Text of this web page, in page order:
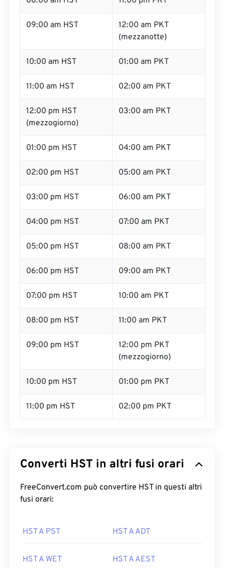
09:00 am HST
12:00 am PKT
(mezzanotte)
10:00 am HST 01:00 am PKT
11:00 am HST 02:00 am PKT
12:00 pm HST
(mezzogiorno)
03:00 am PKT
01:00 pm HST 04:00 am PKT
02:00 pm HST 05:00 am PKT
03:00 pm HST 06:00 am PKT
04:00 pm HST 07:00 am PKT
05:00 pm HST 08:00 am PKT
06:00 pm HST 09:00 am PKT
07:00 pm HST 10:00 am PKT
08:00 pm HST 11:00 am PKT
09:00 pm HST
12:00 pm PKT
(mezzogiorno)
10:00 pm HST 01:00 pm PKT
11:00 pm HST 02:00 pm PKT
Converti HST in altri fusi orari
FreeConvert.com può convertire HST in questi altri
fusi orari:
HST A PST HST A ADT
HST A WET HST A AEST